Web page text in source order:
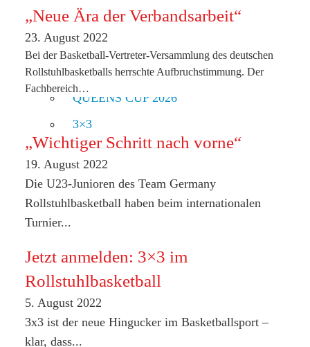
RBB-POKAL
DM Damen 2026
DM Junioren 2026
QUEENS CUP 2026
3×3
VEREINE
VEREINSLANDKARTE
DOWNLOADS
SPONSOREN
NATIONALMANNSCHAFT
„Neue Ära der Verbandsarbeit“
23. August 2022
Bei der Basketball-Vertreter-Versammlung des deutschen
Rollstuhlbasketballs herrschte Aufbruchstimmung. Der
Fachbereich…
„Wichtiger Schritt nach vorne“
19. August 2022
Die U23-Junioren des Team Germany
Rollstuhlbasketball haben beim internationalen
Turnier...
Jetzt anmelden: 3×3 im
Rollstuhlbasketball
5. August 2022
3x3 ist der neue Hingucker im Basketballsport –
klar, dass...